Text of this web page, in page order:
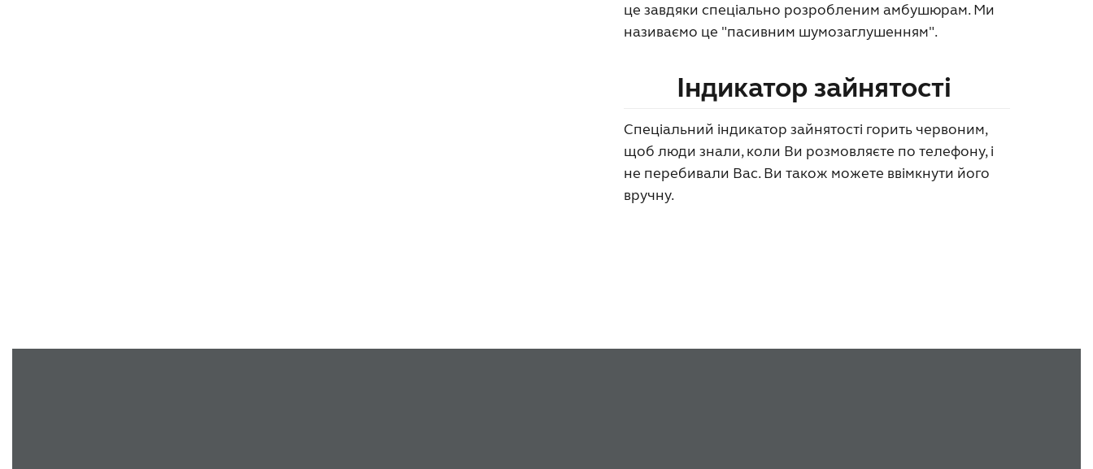
це завдяки спеціально розробленим амбушюрам. Ми
називаємо це "пасивним шумозаглушенням".
Індикатор зайнятості
Спеціальний індикатор зайнятості горить червоним,
щоб люди знали, коли Ви розмовляєте по телефону, і
не перебивали Вас. Ви також можете ввімкнути його
вручну.